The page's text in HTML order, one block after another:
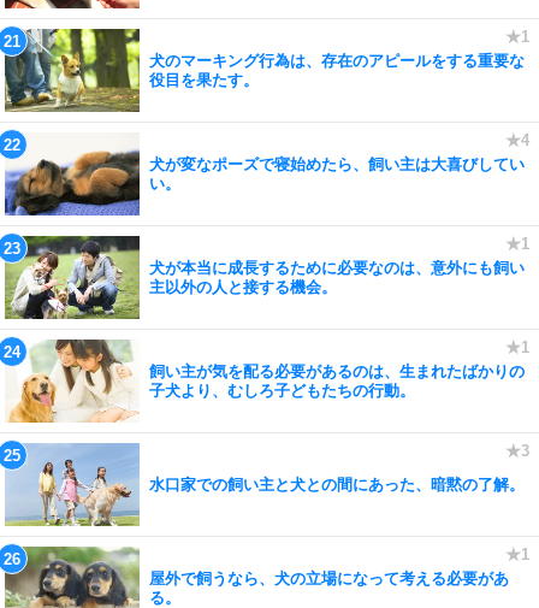
犬のマーキング行為は、存在のアピールをする重要な
役目を果たす。
犬が変なポーズで寝始めたら、飼い主は大喜びしてい
い。
犬が本当に成長するために必要なのは、意外にも飼い
主以外の人と接する機会。
飼い主が気を配る必要があるのは、生まれたばかりの
子犬より、むしろ子どもたちの行動。
水口家での飼い主と犬との間にあった、暗黙の了解。
屋外で飼うなら、犬の立場になって考える必要があ
る。